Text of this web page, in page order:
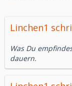
Linchen1
Was Du
dauern.